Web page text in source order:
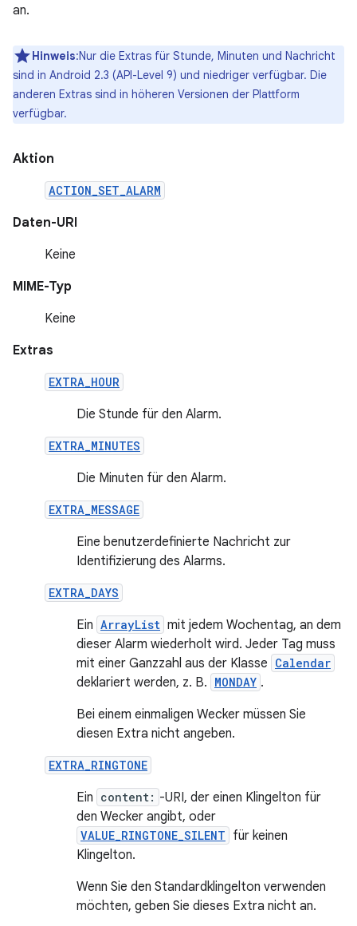
an.
Hinweis:Nur die Extras für Stunde, Minuten und Nachricht
sind in Android 2.3 (API-Level 9) und niedriger verfügbar. Die
anderen Extras sind in höheren Versionen der Plattform
verfügbar.
Aktion
ACTION_SET_ALARM
Daten-URI
Keine
MIME-Typ
Keine
Extras
EXTRA_HOUR
Die Stunde für den Alarm.
EXTRA_MINUTES
Die Minuten für den Alarm.
EXTRA_MESSAGE
Eine benutzerdefinierte Nachricht zur
Identifizierung des Alarms.
EXTRA_DAYS
Ein ArrayList mit jedem Wochentag, an dem
dieser Alarm wiederholt wird. Jeder Tag muss
mit einer Ganzzahl aus der Klasse Calendar
deklariert werden, z. B. MONDAY .
Bei einem einmaligen Wecker müssen Sie
diesen Extra nicht angeben.
EXTRA_RINGTONE
Ein content: -URI, der einen Klingelton für
den Wecker angibt, oder
VALUE_RINGTONE_SILENT für keinen
Klingelton.
Wenn Sie den Standardklingelton verwenden
möchten, geben Sie dieses Extra nicht an.